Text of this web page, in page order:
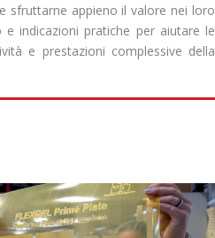
sfruttarne appieno il valore nei loro
indicazioni pratiche per aiutare le
e prestazioni complessive della